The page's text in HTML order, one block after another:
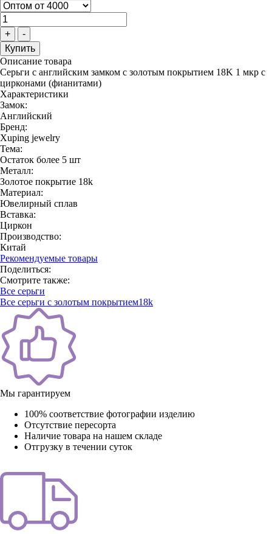
+ -
Описание товара
Серьги с английским замком с золотым покрытием 18K 1 мкр с
цирконами (фианитами)
Характеристики
Замок:
Английский
Бренд:
Xuping jewelry
Тема:
Остаток более 5 шт
Металл:
Золотое покрытие 18k
Материал:
Ювелирный сплав
Вставка:
Циркон
Производство:
Китай
Рекомендуемые товары
Поделиться:
Смотрите также:
Все серьги
Все серьги с золотым покрытием18k
Мы гарантируем
100% соответствие фотографии изделию
Отсутствие пересорта
Наличие товара на нашем складе
Отгрузку в течении суток